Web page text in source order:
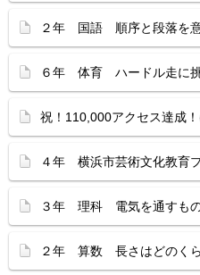
２年 国語 順序と段落を
６年 体育 ハードル走に
祝！110,000アクセス達成
４年 横浜市芸術文化教育
３年 理科 電気を通すも
２年 算数 長さはどのく